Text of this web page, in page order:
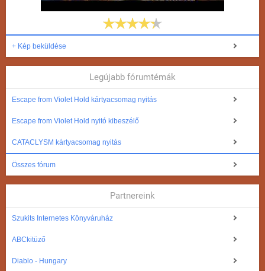
+ Kép beküldése
Legújabb fórumtémák
Escape from Violet Hold kártyacsomag nyitás
Escape from Violet Hold nyitó kibeszélő
CATACLYSM kártyacsomag nyitás
Összes fórum
Partnereink
Szukits Internetes Könyváruház
ABCkitüző
Diablo - Hungary